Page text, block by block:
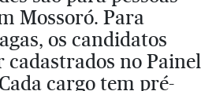
Mossoró. Para
os candidatos
cadastrados no Painel
cargo tem pré-